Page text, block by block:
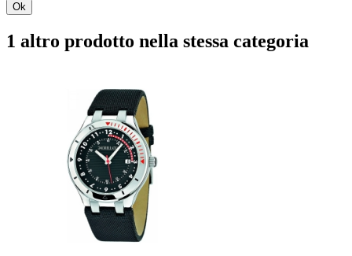
Ok
1 altro prodotto nella stessa categoria